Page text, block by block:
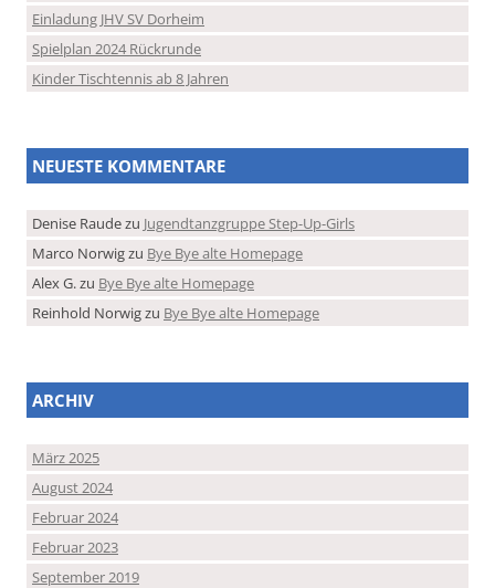
Einladung JHV SV Dorheim
Spielplan 2024 Rückrunde
Kinder Tischtennis ab 8 Jahren
NEUESTE KOMMENTARE
Denise Raudezu Jugendtanzgruppe Step-Up-Girls
Marco Norwigzu Bye Bye alte Homepage
Alex G.zu Bye Bye alte Homepage
Reinhold Norwigzu Bye Bye alte Homepage
ARCHIV
März 2025
August 2024
Februar 2024
Februar 2023
September 2019